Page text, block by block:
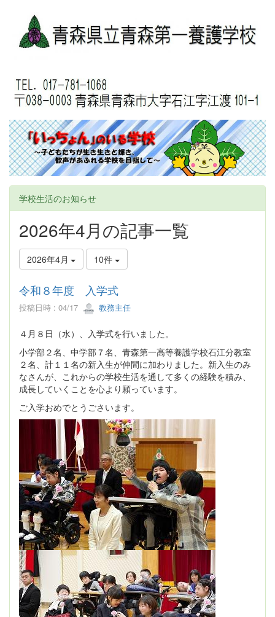
学校生活のお知らせ
2026年4月の記事一覧
2026年4月 10件
令和８年度 入学式
投稿日時 : 04/17 教務主任
４月８日（水）、入学式を行いました。
小学部２名、中学部７名、青森第一高等養護学校石江分教室
２名、計１１名の新入生が仲間に加わりました。新入生のみ
なさんが、これからの学校生活を通して多くの経験を積み、
成長していくことを心より願っています。
ご入学おめでとうごさいます。